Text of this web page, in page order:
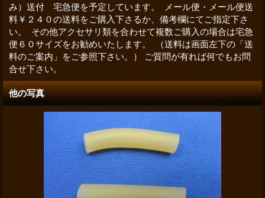
み）送付 宅急便を予定しています。 メール便・メール便送
料￥２４０の送料をご購入下さるか、備考欄にてご指定下さ
い。 その他アクセサリ類を合わせて複数ご購入の場合は宅急
便６０サイズをお勧めいたします。 （送料は画面左下の「送
料のご案内」をご参照下さい。） ご質問が有れば何でもお問
合せ下さい。
他の写真